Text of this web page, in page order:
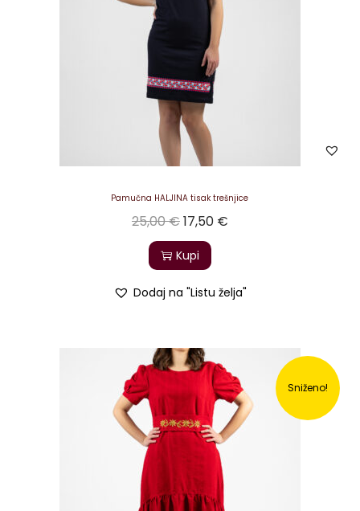
Pamučna HALJINA tisak trešnjice
25,00€17,50 €
Kupi
Dodaj na "Listu želja"
Sniženo!